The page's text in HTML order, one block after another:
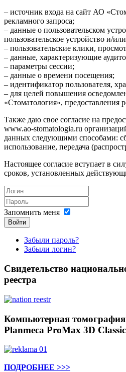
– источник входа на сайт АО
рекламного запроса;
– данные о пользовательском
пользовательское устройство и/
– пользовательские клики,
– данные, характеризующие
– параметры сессии;
– данные о времени посещения;
– идентификатор пользователя,
– для целей повышения
«Стоматология»,
Также даю свое согласие на
www.ao-stomatologia.ru
данных следующими способами:
использование, передача
Настоящее согласие вступает в
сроков, установленных
Запомнить меня
Войти
Забыли пароль?
Забыли логин?
Свидетельство
реестра
Компьютерная томография
Planmeca ProMax 3D Classic
ПОДРОБНЕЕ >>>